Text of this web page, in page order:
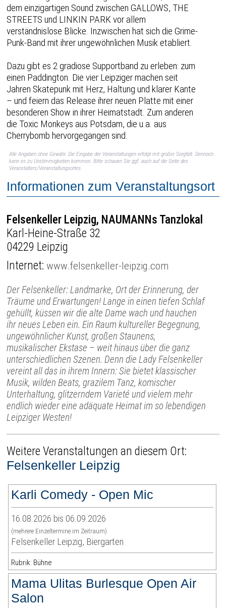
dem einzigartigen Sound zwischen GALLOWS, THE
STREETS und LINKIN PARK vor allem
verständnislose Blicke. Inzwischen hat sich die Grime-
Punk-Band mit ihrer ungewöhnlichen Musik etabliert.
Dazu gibt es 2 gradiose Supportband zu erleben: zum
einen Paddington. Die vier Leipziger machen seit
Jahren Skatepunk mit Herz, Haltung und klarer Kante
– und feiern das Release ihrer neuen Platte mit einer
besonderen Show in ihrer Heimatstadt. Zum anderen
die Toxic Monkeys aus Potsdam, die u.a. aus
Cherrybomb hervorgegangen sind.
Alle Angaben ohne Gewähr. Die Eingabe der Veranstaltungen erfolgt mit großer Sorgfalt. Dennoch
kann es zu Unstimmigkeiten kommen. Bitte schauen Sie ggf. auch auf die Seite des
Veranstalters/Veranstaltungsortes.
Informationen zum Veranstaltungsort
Felsenkeller Leipzig, NAUMANNs Tanzlokal
Karl-Heine-Straße 32
04229 Leipzig
Internet:www.felsenkeller-leipzig.com
Der Felsenkeller: Landmarke, Ort der Erinnerung, der
Träume und Erwartungen! Lange in einen tiefen Schlaf
gehüllt, küssen wir die alte Dame wach und hauchen
ihr neues Leben ein. Ein Raum kultureller Begegnung,
ungewöhnlicher Kunst, großen Staunens,
musikalischer Ekstase – weit hinaus über die ganz
unterschiedlichen Szenen. Denn die Lady Felsenkeller
vereint all das in ihrem Innern: Sie bietet klassischer
Musik, wilden Beats, grazilem Tanz, komischer
Unterhaltung, glitzerndem Varieté und vielem mehr
endlich wieder eine adäquate Heimat im so lebendigen
Leipziger Westen!
Weitere Veranstaltungen an diesem Ort:
Felsenkeller Leipzig
Karli Comedy - Open Mic
16.08.2026 bis 06.09.2026
(mehrere Einzeltermine im Zeitraum)
Felsenkeller Leipzig, Biergarten
Rubrik: Bühne
Mama Ulitas Burlesque Open Air
Salon